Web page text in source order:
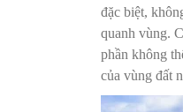
đặc biệt,
quanh vùng.
phần không
của vùng đất